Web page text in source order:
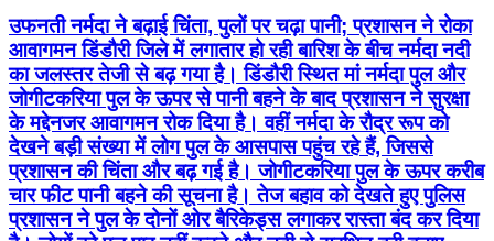
उफनती नर्मदा ने बढ़ाई चिंता, पुलों पर चढ़ा पानी; प्रशासन ने रोका
आवागमन डिंडौरी जिले में लगातार हो रही बारिश के बीच नर्मदा नदी
का जलस्तर तेजी से बढ़ गया है। डिंडौरी स्थित मां नर्मदा पुल और
जोगीटकरिया पुल के ऊपर से पानी बहने के बाद प्रशासन ने सुरक्षा
के मद्देनजर आवागमन रोक दिया है। वहीं नर्मदा के रौद्र रूप को
देखने बड़ी संख्या में लोग पुल के आसपास पहुंच रहे हैं, जिससे
प्रशासन की चिंता और बढ़ गई है। जोगीटकरिया पुल के ऊपर करीब
चार फीट पानी बहने की सूचना है। तेज बहाव को देखते हुए पुलिस
प्रशासन ने पुल के दोनों ओर बैरिकेड्स लगाकर रास्ता बंद कर दिया